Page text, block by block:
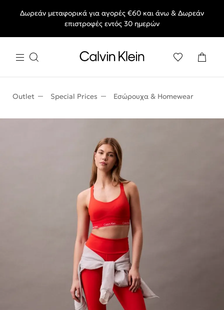
End of Season Deals: Αγαπημένα styles, στις τιμές που θες.
Δωρεάν μεταφορικά για αγορές €60 και άνω & Δωρεάν
επιστροφές εντός 30 ημερών
Outlet Special Prices Εσώρουχα & Homewear